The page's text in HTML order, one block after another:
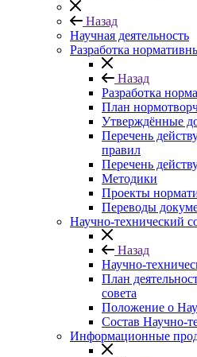
Назад
Научная деятельность
Разработка
Назад
Разработка
План
Утверждённые
Перечень
правил
Перечень
Методики
Проекты
Переводы
Научно-технический
Назад
Научно-
План
совета
Положение о
Состав Научно-
Информационные